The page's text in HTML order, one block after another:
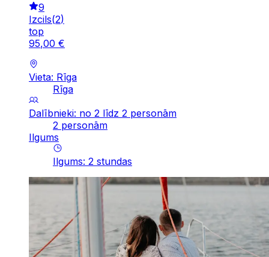
9
Izcils(2)
top
95,00 €
Vieta: Rīga
Rīga
Dalībnieki: no 2 līdz 2 personām
2 personām
Ilgums
Ilgums: 2 stundas